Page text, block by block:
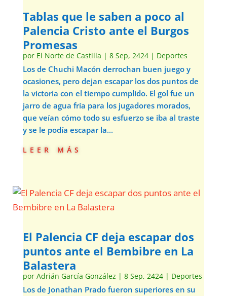
Tablas que le saben a poco al
Palencia Cristo ante el Burgos
Promesas
por El Norte de Castilla | 8 Sep, 2424| Deportes
Los de Chuchi Macón derrochan buen juego y
ocasiones, pero dejan escapar los dos puntos de
la victoria con el tiempo cumplido. El gol fue un
jarro de agua fría para los jugadores morados,
que veían cómo todo su esfuerzo se iba al traste
y se le podía escapar la...
leer más
El Palencia CF deja escapar dos
puntos ante el Bembibre en La
Balastera
por Adrián García González | 8 Sep, 2424| Deportes
Los de Jonathan Prado fueron superiores en su